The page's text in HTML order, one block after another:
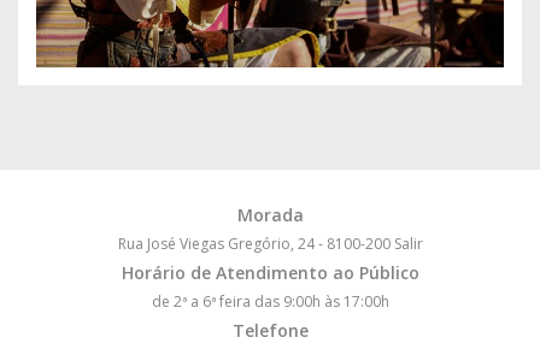
Morada
Rua José Viegas Gregório, 24 - 8100-200 Salir
Horário de Atendimento ao Público
de 2ª a 6ª feira das 9:00h às 17:00h
Telefone